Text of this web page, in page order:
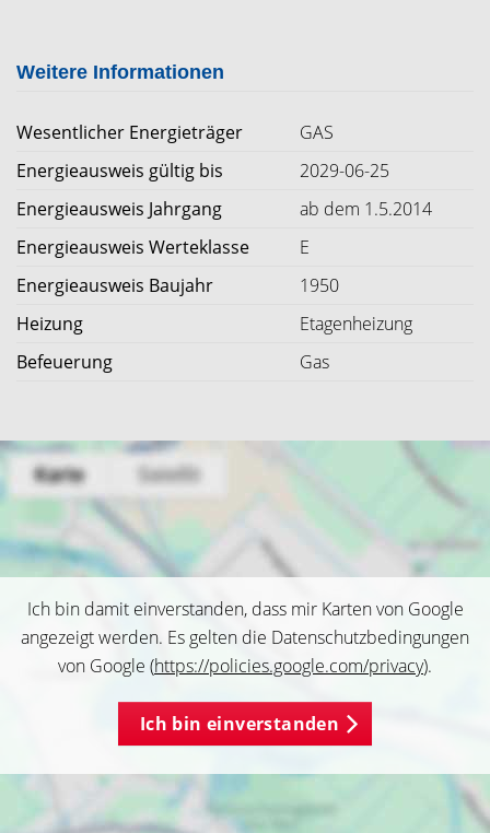
Weitere Informationen
Wesentlicher Energieträger
GAS
Energieausweis gültig bis
2029-06-25
Energieausweis Jahrgang
ab dem 1.5.2014
Energieausweis Werteklasse
E
Energieausweis Baujahr
1950
Heizung
Etagenheizung
Befeuerung
Gas
Ich bin damit einverstanden, dass mir Karten von Google
angezeigt werden. Es gelten die Datenschutzbedingungen
von Google (https://policies.google.com/privacy).
Ich bin einverstanden